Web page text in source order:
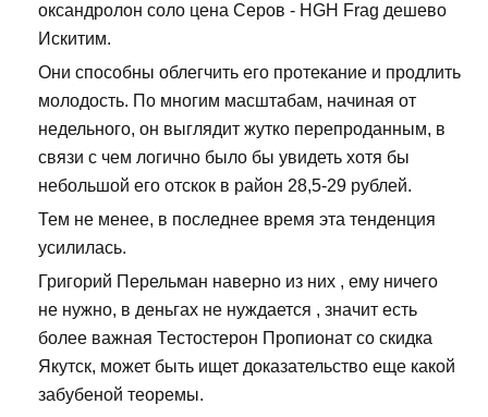
оксандролон соло цена Серов - HGH Frag дешево
Искитим.
Они способны облегчить его протекание и продлить
молодость. По многим масштабам, начиная от
недельного, он выглядит жутко перепроданным, в
связи с чем логично было бы увидеть хотя бы
небольшой его отскок в район 28,5-29 рублей.
Тем не менее, в последнее время эта тенденция
усилилась.
Григорий Перельман наверно из них , ему ничего
не нужно, в деньгах не нуждается , значит есть
более важная Тестостерон Пропионат со скидка
Якутск, может быть ищет доказательство еще какой
забубеной теоремы.